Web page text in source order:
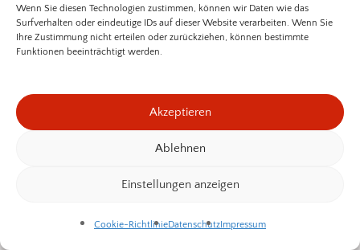
Wenn Sie diesen Technologien zustimmen, können wir Daten wie das
Surfverhalten oder eindeutige IDs auf dieser Website verarbeiten. Wenn Sie
Ihre Zustimmung nicht erteilen oder zurückziehen, können bestimmte
Funktionen beeinträchtigt werden.
Akzeptieren
Ablehnen
Einstellungen anzeigen
Cookie-RichtlinieDatenschutzImpressum
Rollladenpanzer